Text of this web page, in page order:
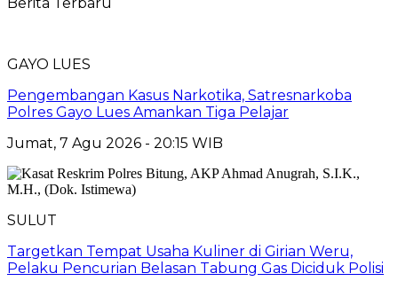
GAYO LUES
Pengembangan Kasus Narkotika, Satresnarkoba
Polres Gayo Lues Amankan Tiga Pelajar
Jumat, 7 Agu 2026 - 20:15 WIB
SULUT
Targetkan Tempat Usaha Kuliner di Girian Weru,
Pelaku Pencurian Belasan Tabung Gas Diciduk Polisi